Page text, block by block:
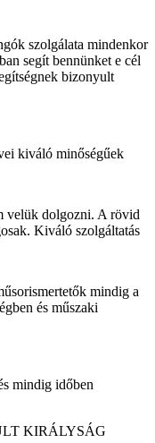
szolgálata mindenkor
segít bennünket e cél
bizonyult
kiváló minőségűek
velük dolgozni. A rövid
Kiváló szolgáltatás
mindig a
és műszaki
mindig időben
KIRÁLYSÁG